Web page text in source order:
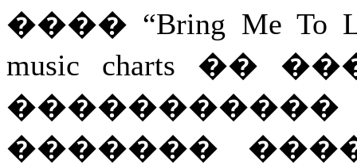
���� “Bring Me
music charts
�������